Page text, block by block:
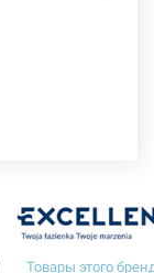
Товары этого